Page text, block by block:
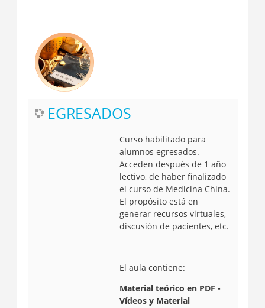
EGRESADOS
Curso habilitado para
alumnos egresados.
Acceden después de 1 año
lectivo, de haber finalizado
el curso de Medicina China.
El propósito está en
generar recursos virtuales,
discusión de pacientes, etc.
El aula contiene:
Material teórico en PDF -
Vídeos y Material